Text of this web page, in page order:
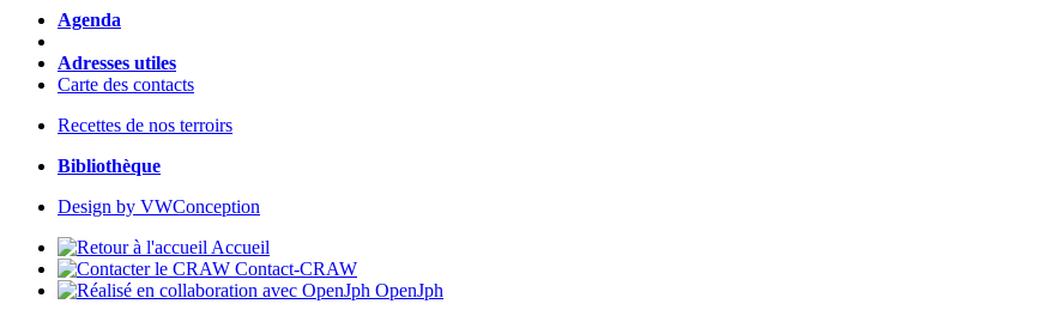
Agenda
Adresses utiles
Carte des contacts
Recettes de nos terroirs
Bibliothèque
Design by VWConception
Accueil
Contact-CRAW
OpenJph